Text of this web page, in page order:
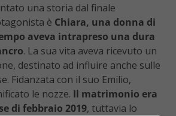
una storia dal finale
è Chiara, una donna di
aveva intrapreso una dura
. La sua vita aveva ricevuto un
destinato ad influire anche sulle
Fidanzata con il suo Emilio,
le nozze. Il matrimonio era
di febbraio 2019, tuttavia lo